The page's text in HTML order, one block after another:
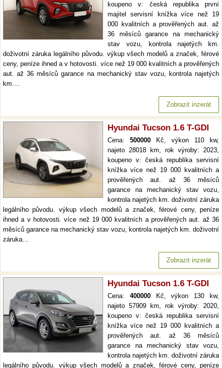
koupeno v: česká republika první
majitel servisní knížka více než 19
000 kvalitních a prověřených aut. až
36 měsíců garance na mechanický
stav vozu, kontrola najetých km.
doživotní záruka legálního původu. výkup všech modelů a značek, férové
ceny, peníze ihned a v hotovosti. více než 19 000 kvalitních a prověřených
aut. až 36 měsíců garance na mechanický stav vozu, kontrola najetých
km.…
Zobrazit inzerát
Hyundai Tucson 1.6 T-GDI
Cena: 500000 Kč, výkon 110 kw,
najeto 28018 km, rok výroby: 2023,
koupeno v: česká republika servisní
knížka více než 19 000 kvalitních a
prověřených aut. až 36 měsíců
garance na mechanický stav vozu,
kontrola najetých km. doživotní záruka
legálního původu. výkup všech modelů a značek, férové ceny, peníze
ihned a v hotovosti. více než 19 000 kvalitních a prověřených aut. až 36
měsíců garance na mechanický stav vozu, kontrola najetých km. doživotní
záruka…
Zobrazit inzerát
Hyundai Tucson 1.6 T-GDI
Cena: 400000Kč, výkon 130 kw,
najeto 57909 km, rok výroby: 2020,
koupeno v: česká republika servisní
knížka více než 19 000 kvalitních a
prověřených aut. až 36 měsíců
garance na mechanický stav vozu,
kontrola najetých km. doživotní záruka
legálního původu. výkup všech modelů a značek, férové ceny, peníze